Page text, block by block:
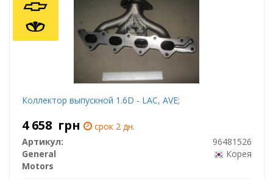
Коллектор выпускной 1.6D - LAC, AVE;
4 658 грн
срок 2 дн.
Артикул:
96481526
General
Motors
Корея